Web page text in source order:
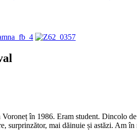
în 1986. Eram student. Dincolo
surprinzător, mai dăinuie și astăzi. Am